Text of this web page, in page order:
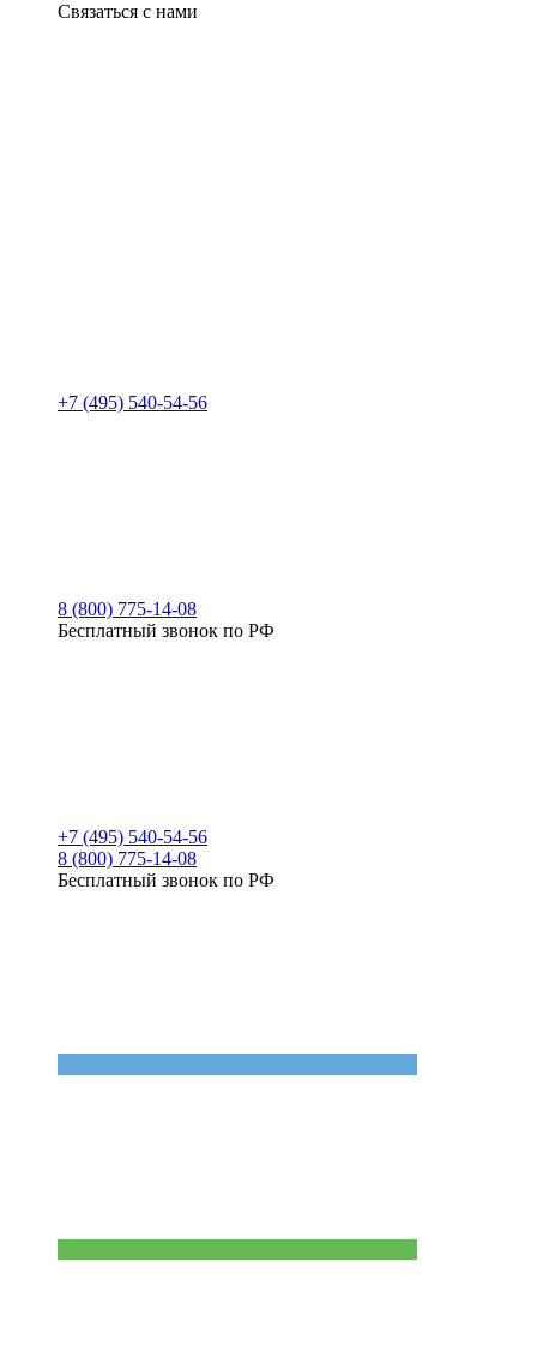
Связаться с нами
+7 (495) 540-54-56
8 (800) 775-14-08
Бесплатный звонок по РФ
+7 (495) 540-54-56
8 (800) 775-14-08
Бесплатный звонок по РФ